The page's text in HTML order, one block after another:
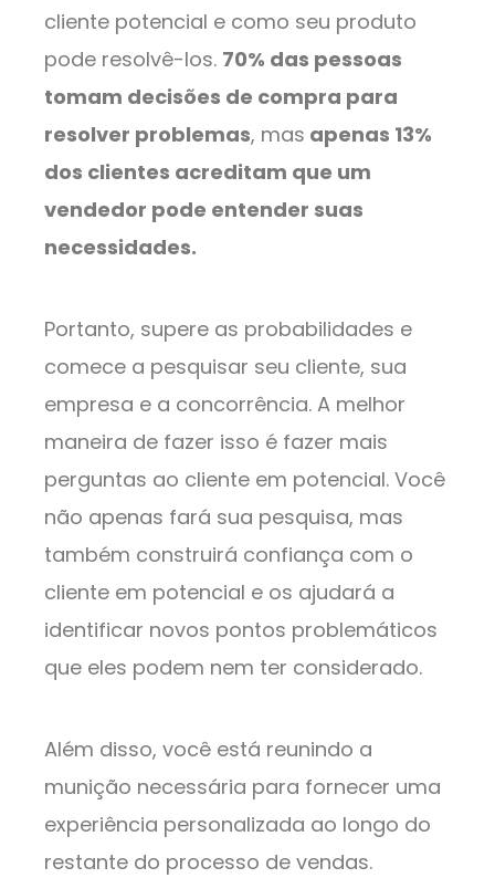
cliente potencial e como seu produto
pode resolvê-los. 70% das pessoas
tomam decisões de compra para
resolver problemas, mas apenas 13%
dos clientes acreditam que um
vendedor pode entender suas
necessidades.
Portanto, supere as probabilidades e
comece a pesquisar seu cliente, sua
empresa e a concorrência. A melhor
maneira de fazer isso é fazer mais
perguntas ao cliente em potencial. Você
não apenas fará sua pesquisa, mas
também construirá confiança com o
cliente em potencial e os ajudará a
identificar novos pontos problemáticos
que eles podem nem ter considerado.
Além disso, você está reunindo a
munição necessária para fornecer uma
experiência personalizada ao longo do
restante do processo de vendas.